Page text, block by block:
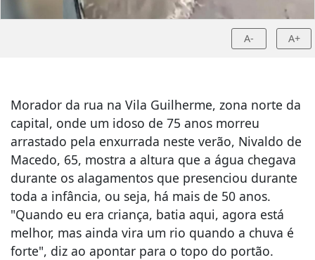
A- A+
Morador da rua na Vila Guilherme, zona norte da
capital, onde um idoso de 75 anos morreu
arrastado pela enxurrada neste verão, Nivaldo de
Macedo, 65, mostra a altura que a água chegava
durante os alagamentos que presenciou durante
toda a infância, ou seja, há mais de 50 anos.
"Quando eu era criança, batia aqui, agora está
melhor, mas ainda vira um rio quando a chuva é
forte", diz ao apontar para o topo do portão.